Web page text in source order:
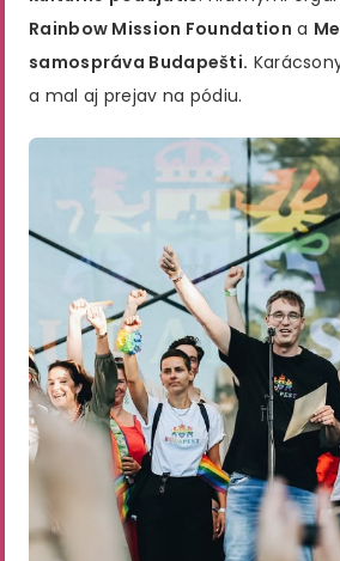
Rainbow Mission Foundation a
samospráva Budapešti.
a mal aj prejav na pódiu.